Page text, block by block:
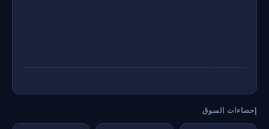
إحصاءات السوق